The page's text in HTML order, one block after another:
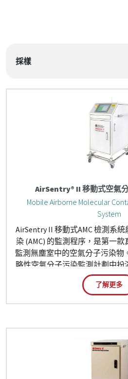
採樣
AirSentry® II 移動式空氣
Mobile Airborne Molecular
System
AirSentry II 移動式AMC 檢測系
染 (AMC) 的監測程序，是第一
監測無塵室中的空氣分子污染物
略性空氣分子污染監測計劃中
速鎖定、量化和消
了解更多